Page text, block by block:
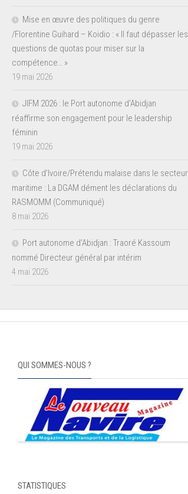
Mise en œuvre des politiques du genre
/Florentine Guihard – Koidio : « Il faut dépasser les
questions de quotas pour miser sur la
compétence… »
19 mai 2026
JIFM 2026 : le Port autonome d’Abidjan
réaffirme son engagement pour le leadership
féminin
19 mai 2026
Côte d’Ivoire/Prétendu malaise dans le secteur
maritime : La DGAM dément les déclarations du
RASMOMM (Communiqué)
8 mai 2026
Port autonome d’Abidjan : Traoré Kassoum
nommé Directeur général par intérim
4 mai 2026
QUI SOMMES-NOUS ?
STATISTIQUES